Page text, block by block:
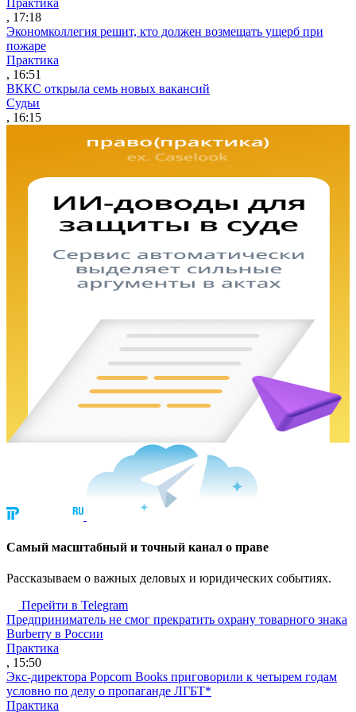
, 17:18
Экономколлегия решит, кто должен возмещать ущерб при
пожаре
Практика
, 16:51
ВККС открыла семь новых вакансий
Судьи
, 16:15
Cамый масштабный и точный канал о праве
Рассказываем о важных деловых и юридических событиях.
Перейти в Telegram
Предприниматель не смог прекратить охрану товарного знака
Burberry в России
Практика
, 15:50
Экс-директора Popcorn Books приговорили к четырем годам
условно по делу о пропаганде ЛГБТ*
Практика